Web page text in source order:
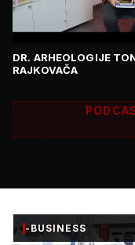
DR. ARHEOLOGIJE
RAJKOVAČA
-BUSINESS